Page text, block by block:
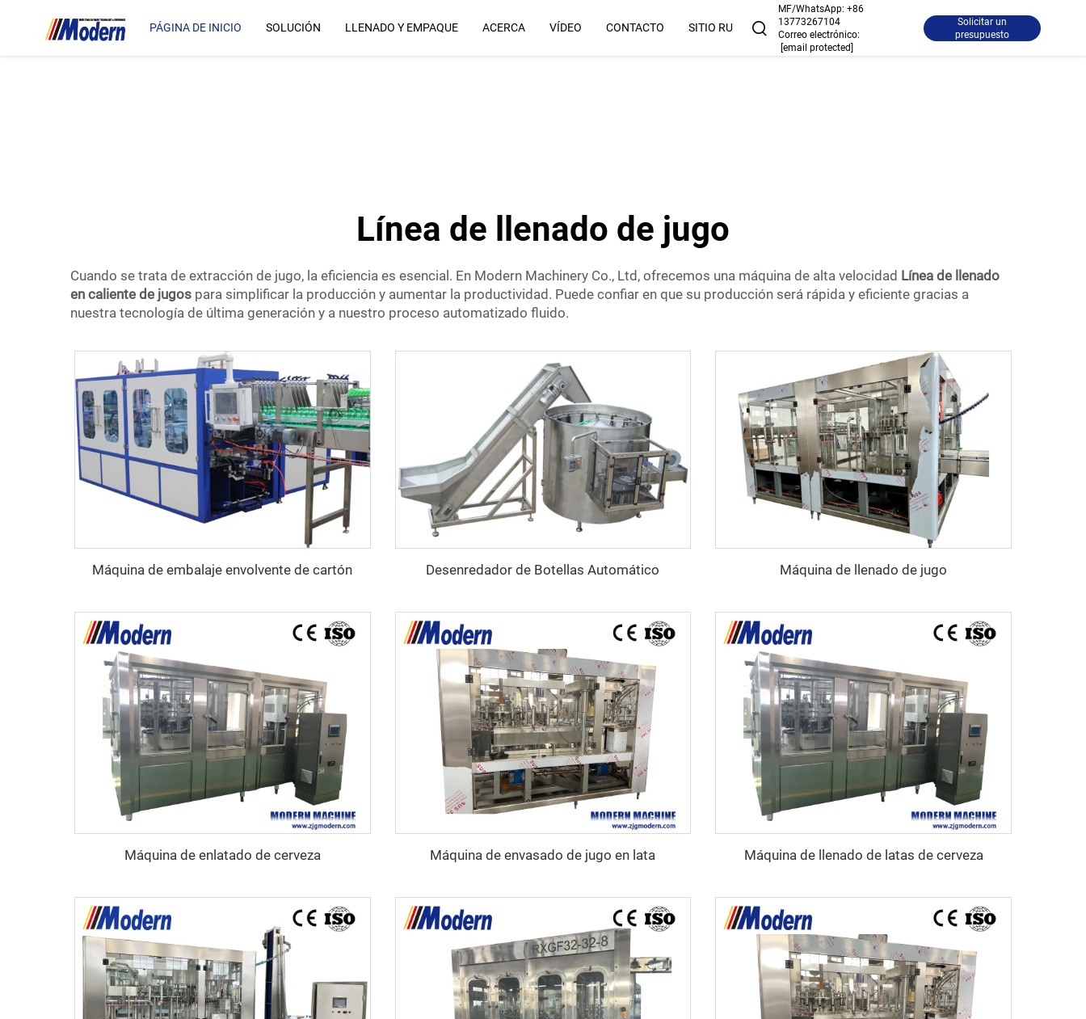
PÁGINA DE INICIO SOLUCIÓN LLENADO Y EMPAQUE ACERCA VÍDEO CONTACTO SITIO RU
MF/WhatsApp: +86
13773267104
Correo electrónico:
[email protected]
Solicitar un
presupuesto
Línea de llenado de jugo
Cuando se trata de extracción de jugo, la eficiencia es esencial. En Modern Machinery Co., Ltd, ofrecemos una máquina de alta velocidad Línea de llenado
en caliente de jugos para simplificar la producción y aumentar la productividad. Puede confiar en que su producción será rápida y eficiente gracias a
nuestra tecnología de última generación y a nuestro proceso automatizado fluido.
Máquina de embalaje envolvente de cartón Desenredador de Botellas Automático Máquina de llenado de jugo
Máquina de enlatado de cerveza Máquina de envasado de jugo en lata Máquina de llenado de latas de cerveza